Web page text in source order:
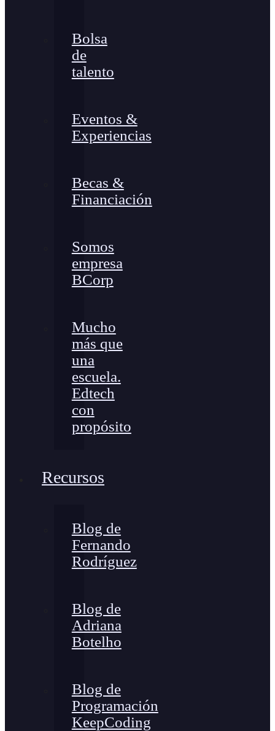
Bolsa
de
talento
Eventos &
Experiencias
Becas &
Financiación
Somos
empresa
BCorp
Mucho
más que
una
escuela.
Edtech
con
propósito
Recursos
Blog de
Fernando
Rodríguez
Blog de
Adriana
Botelho
Blog de
Programación
KeepCoding